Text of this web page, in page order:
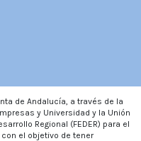
de Andalucía, a través de la
y Universidad y la Unión
Regional (FEDER) para el
el objetivo de tener